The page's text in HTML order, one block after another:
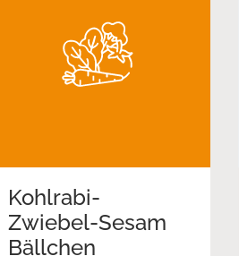
Kohlrabi-
Zwiebel-Sesam
Bällchen